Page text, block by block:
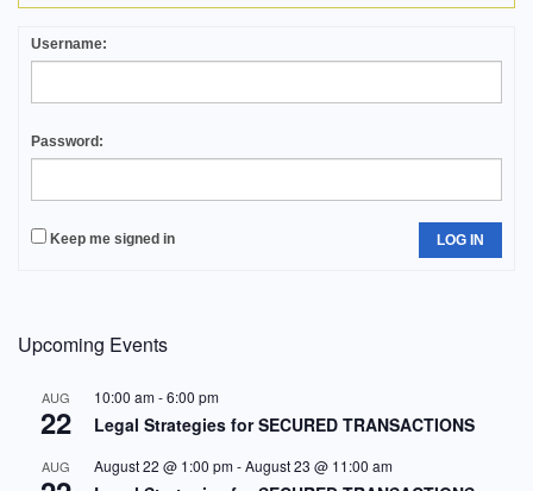
Username:
Password:
Keep me signed in LOG IN
Upcoming Events
AUG
22
10:00 am-6:00 pm
Legal Strategies for SECURED TRANSACTIONS
AUG August 22 @ 1:00 pm-August 23 @ 11:00 am